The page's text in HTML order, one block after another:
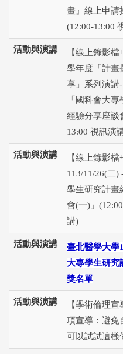
畫』線上申請
(12:00-13:00
活動與演講
【線上錄影
學年度「計畫
享」系列演講
「國科會大
經驗分享座談
13:00 視訊演
活動與演講
【線上錄影檔
113/11/26(二)
學生研究計畫
會(一)」
講)
活動與演講 臺北醫學大學
大專學生研究
獎名單
活動與演講
【學術倫理
項宣導：避免
可以試試這樣